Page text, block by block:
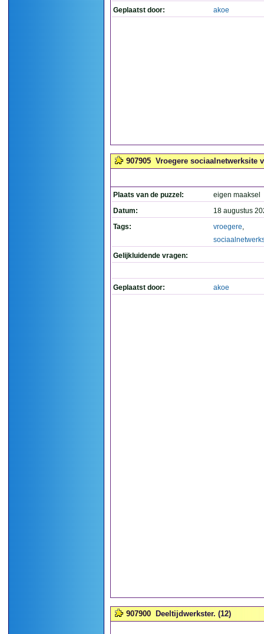
Geplaatst door: akoe
907905 Vroegere sociaalnetwerksite
Plaats van de puzzel:
eigen maaksel
Datum:
18 augustus
Tags:
vroegere,
Gelijkluidende vragen:
Geplaatst door: akoe
907900 Deeltijdwerkster. (12)